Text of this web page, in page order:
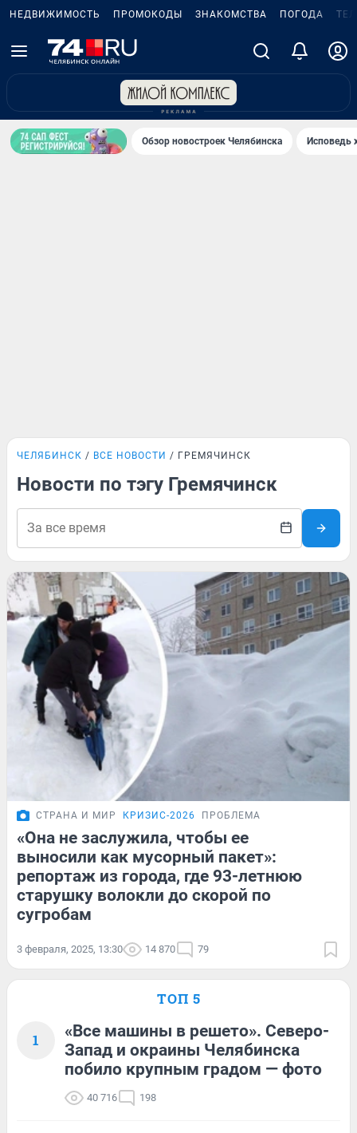
НЕДВИЖИМОСТЬ ПРОМОКОДЫ ЗНАКОМСТВА ПОГОДА
Обзор новостроек Челябинска Исповедь
ЧЕЛЯБИНСК ВСЕ НОВОСТИ ГРЕМЯЧИНСК
Новости по тэгу Гремячинск
СТРАНА И МИР КРИЗИС-2026 ПРОБЛЕМА
«Она не заслужила, чтобы ее
выносили как мусорный пакет»:
репортаж из города, где 93-летнюю
старушку волокли до скорой по
сугробам
3 февраля, 2025, 13:30 14 870 79
ТОП 5
1
«Все машины в решето». Северо-
Запад и окраины Челябинска
побило крупным градом — фото
40 716 198